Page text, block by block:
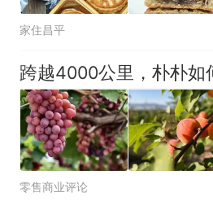
家住昌平
跨越4000公里，朴朴如
零售商业评论